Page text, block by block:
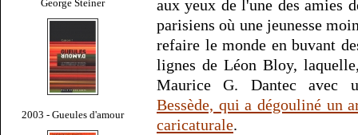
George Steiner
2003 - Gueules d'amour
aux yeux de l'une des amies
parisiens où une jeunesse
refaire le monde en buvant
lignes de Léon Bloy,
Maurice G. Dantec avec
Bessède, qui a dégouliné un
caricaturale.